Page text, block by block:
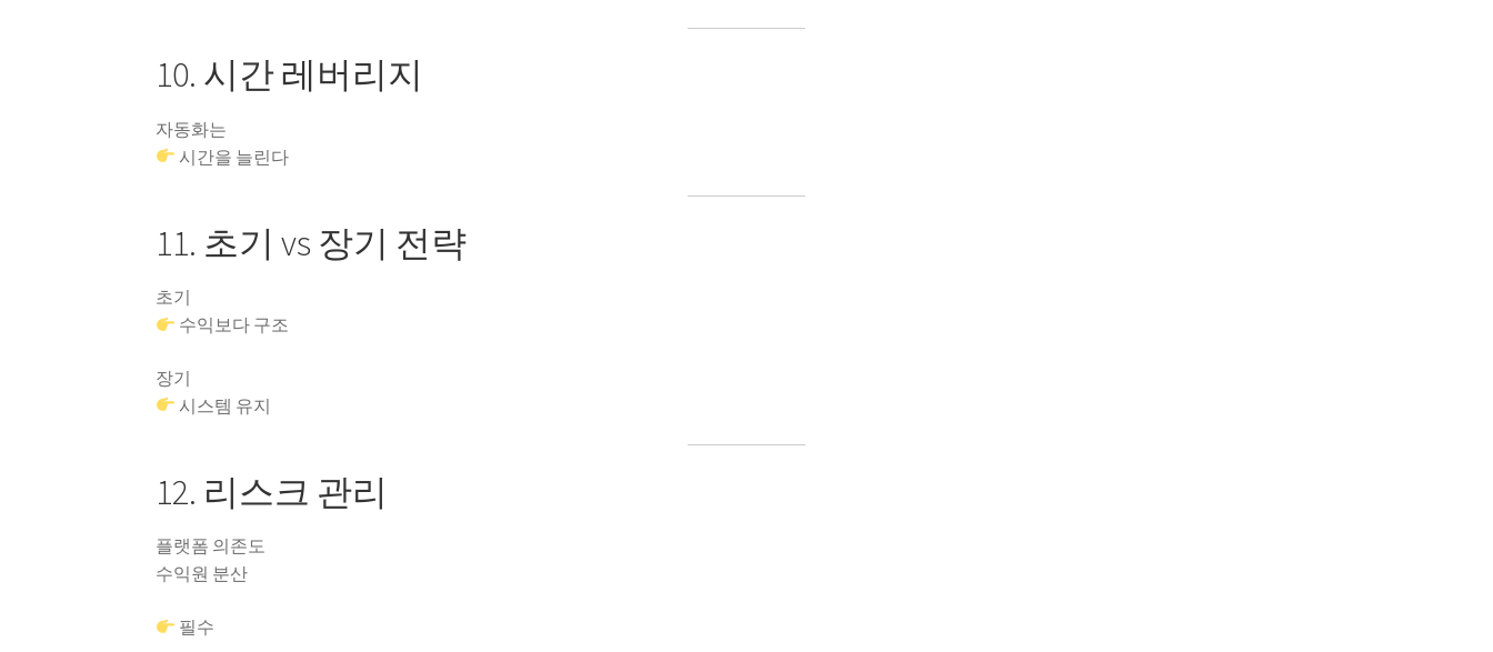
10. 시간 레버리지
자동화는
시간을 늘린다
11. 초기 vs 장기 전략
초기
수익보다 구조
장기
시스템 유지
12. 리스크 관리
플랫폼 의존도
수익원 분산
필수